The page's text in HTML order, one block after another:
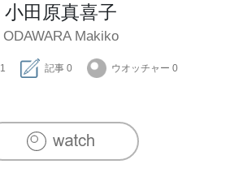
小田原真喜子
ODAWARA Makiko
1 記事 0 ウオッチャー 0